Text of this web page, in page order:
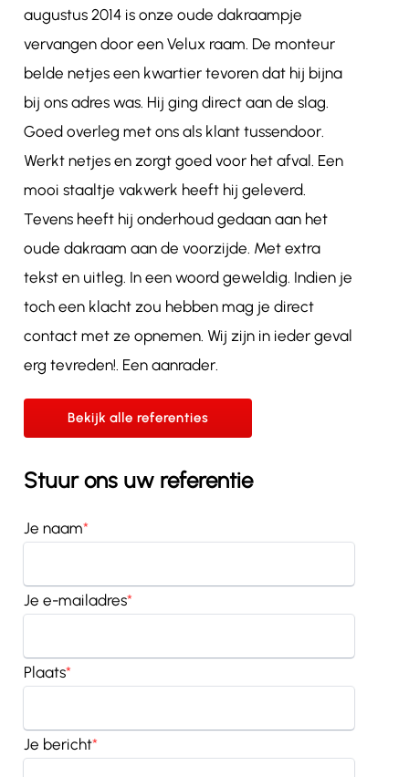
augustus 2014 is onze oude dakraampje
vervangen door een Velux raam. De monteur
belde netjes een kwartier tevoren dat hij bijna
bij ons adres was. Hij ging direct aan de slag.
Goed overleg met ons als klant tussendoor.
Werkt netjes en zorgt goed voor het afval. Een
mooi staaltje vakwerk heeft hij geleverd.
Tevens heeft hij onderhoud gedaan aan het
oude dakraam aan de voorzijde. Met extra
tekst en uitleg. In een woord geweldig. Indien je
toch een klacht zou hebben mag je direct
contact met ze opnemen. Wij zijn in ieder geval
erg tevreden!. Een aanrader.
Bekijk alle referenties
Stuur ons uw referentie
Je naam*
Je e-mailadres*
Plaats*
Je bericht*